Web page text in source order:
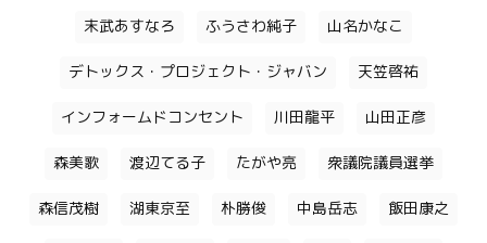
末武あすなろ ふうさわ純子 山名かなこ
デトックス・プロジェクト・ジャバン 天笠啓祐
インフォームドコンセント 川田龍平 山田正彦
森美歌 渡辺てる子 たがや亮 衆議院議員選挙
森信茂樹 湖東京至 朴勝俊 中島岳志 飯田康之